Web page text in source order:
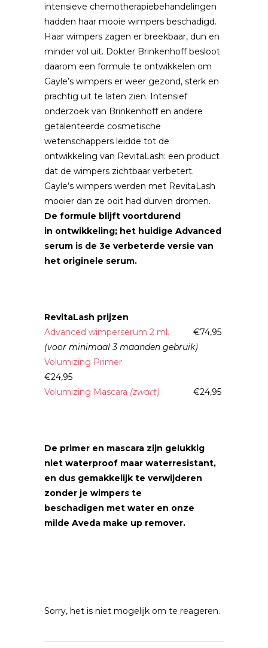
intensieve chemotherapiebehandelingen
hadden haar mooie wimpers beschadigd.
Haar wimpers zagen er breekbaar, dun en
minder vol uit. Dokter Brinkenhoff besloot
daarom een formule te ontwikkelen om
Gayle’s wimpers er weer gezond, sterk en
prachtig uit te laten zien. Intensief
onderzoek van Brinkenhoff en andere
getalenteerde cosmetische
wetenschappers leidde tot de
ontwikkeling van RevitaLash: een product
dat de wimpers zichtbaar verbetert.
Gayle’s wimpers werden met RevitaLash
mooier dan ze ooit had durven dromen.
De formule blijft voortdurend
in ontwikkeling; het huidige Advanced
serum is de 3e verbeterde versie van
het originele serum.
RevitaLash prijzen
Advanced wimperserum 2 ml.
€74,95
(voor minimaal 3 maanden gebruik)
Volumizing Primer
€24,95
Volumizing Mascara (zwart) €24,95
De primer en mascara zijn gelukkig
niet waterproof maar waterresistant,
en dus gemakkelijk te verwijderen
zonder je wimpers te
beschadigen met water en onze
milde Aveda make up remover.
Sorry, het is niet mogelijk om te reageren.